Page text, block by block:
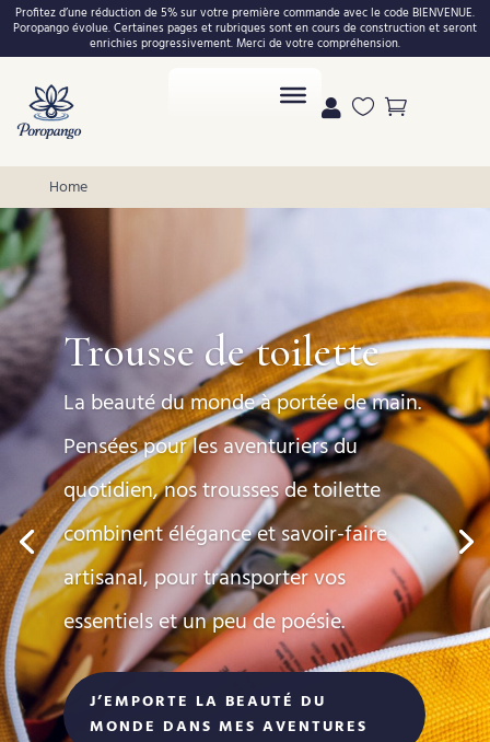
Profitez d’une réduction de 5% sur votre première commande avec le code BIENVENUE.
Poropango évolue. Certaines pages et rubriques sont en cours de construction et seront
enrichies progressivement. Merci de votre compréhension.
  
Home
Trousse de toilette
La beauté du monde à portée de main.
Pensées pour les aventuriers du
quotidien, nos trousses de toilette
combinent élégance et savoir-faire
artisanal, pour transporter vos
essentiels et un peu de poésie.
J’EMPORTE LA BEAUTÉ DU
MONDE DANS MES AVENTURES